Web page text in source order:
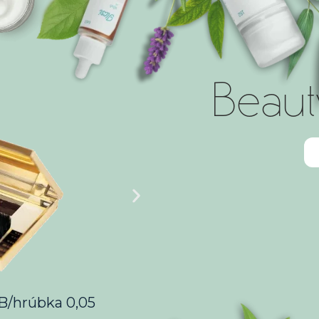
12ml Nápojový prášok s